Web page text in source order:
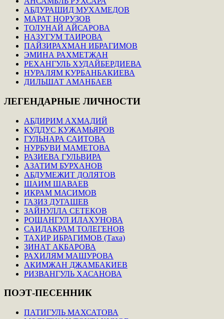
АБДУРАШИД МУХАМЕДОВ
МАРАТ НОРУЗОВ
ТОЛУНАЙ АЙСАРОВА
НАЗУГУМ ТАИРОВА
ПАЙЗИРАХМАН ИБРАГИМОВ
ЭМИНА РАХМЕТЖАН
РЕХАНГУЛЬ ХУДАЙБЕРДИЕВА
НУРАЛЯМ КУРБАНБАКИЕВА
ДИЛЬШАТ АМАНБАЕВ
ЛЕГЕНДАРНЫЕ ЛИЧНОСТИ
АБДИРИМ АХМАДИЙ
КУДДУС КУЖАМЬЯРОВ
ГУЛЬНАРА САИТОВА
НУРБУВИ МАМЕТОВА
РАЗИЕВА ГУЛЬВИРА
АЗАТИМ БУРХАНОВ
АБДУМЕЖИТ ДОЛЯТОВ
ШАИМ ШАВАЕВ
ИКРАМ МАСИМОВ
ГАЗИЗ ДУГАШЕВ
ЗАЙНУЛЛА СЕТЕКОВ
РОШАНГУЛ ИЛАХУНОВА
САИДАКРАМ ТОЛЕГЕНОВ
ТАХИР ИБРАГИМОВ (Таха)
ЗИНАТ АКБАРОВА
РАХИЛЯМ МАШУРОВА
АКИМЖАН ДЖАМБАКИЕВ
РИЗВАНГУЛЬ ХАСАНОВА
ПОЭТ-ПЕСЕННИК
ПАТИГУЛЬ МАХСАТОВА